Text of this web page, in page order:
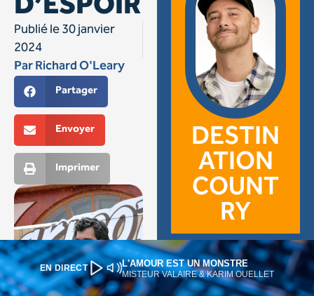
EN DIRECT L'AMOUR EST UN MONSTRE
MISTEUR VALAIRE & KARIM OUELLET